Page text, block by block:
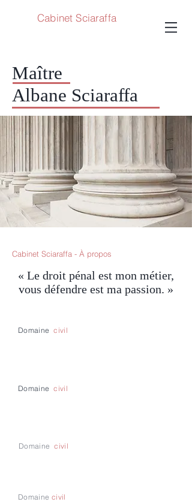
Cabinet Sciaraffa
Maître
Albane Sciaraffa
Cabinet Sciaraffa - À propos
« Le droit pénal est mon métier,
vous défendre est ma passion. »
Domaine civil
Domaine civil
Domaine civil
Domaine civil